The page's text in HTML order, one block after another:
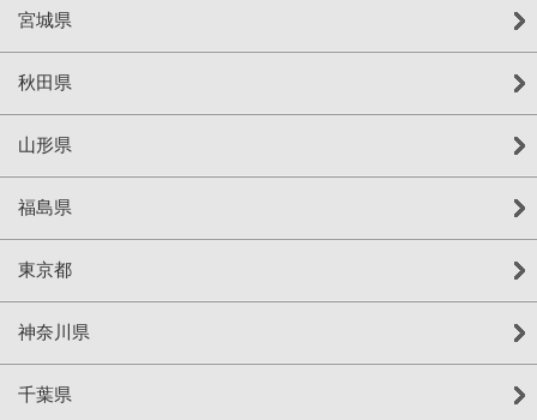
宮城県
秋田県
山形県
福島県
東京都
神奈川県
千葉県